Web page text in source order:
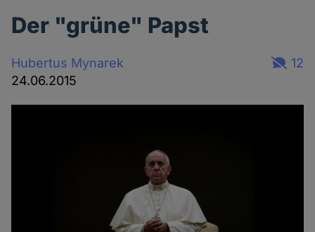
Der "grüne" Papst
Hubertus Mynarek
24.06.2015
12